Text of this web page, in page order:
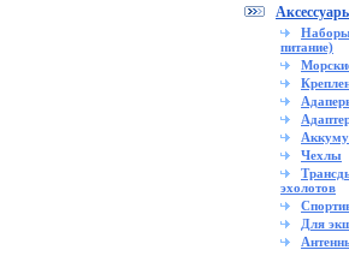
Наборы
питание)
Чехлы
эхолотов
Для